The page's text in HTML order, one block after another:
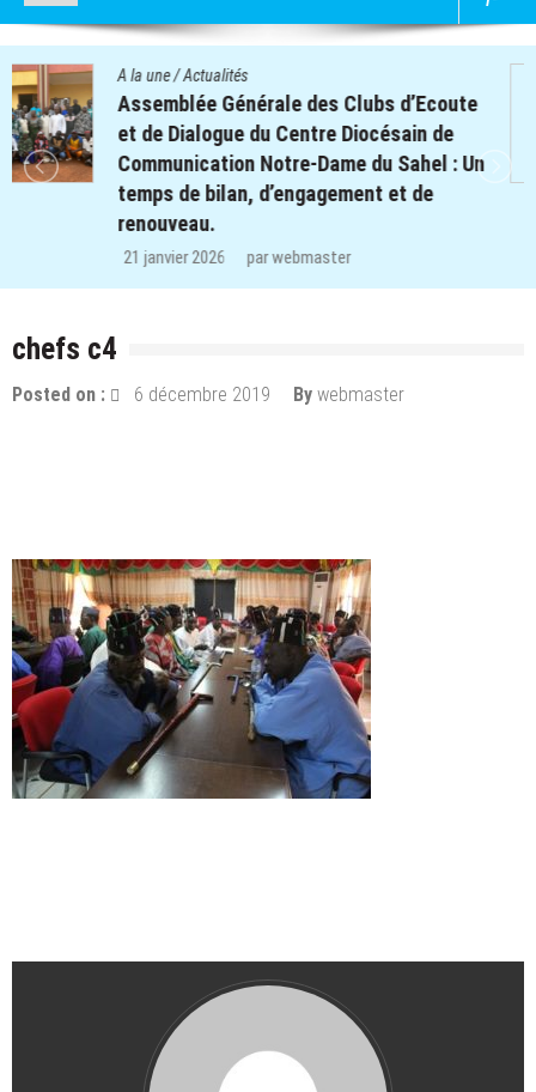
A la une/Actualités
Quatre cent soixante-deux (462) enfants
des clubs d’écoute du projet REPERE
retrouvent le chemin de l’école dans les
régions de Koulsé et de Yaadga.
29 décembre 2025
chefs c4
Posted on : 6 décembre 2019 By webmaster